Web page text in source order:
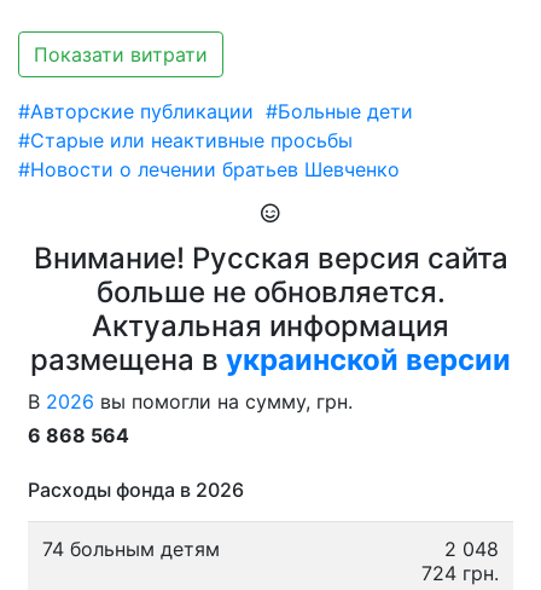
Показати витрати
#Авторские публикации #Больные дети
#Старые или неактивные просьбы
#Новости о лечении братьев Шевченко
Внимание! Русская версия сайта
больше не обновляется.
Актуальная информация
размещена в украинской версии
В 2026 вы помогли на сумму, грн.
6 868 564
Расходы фонда в 2026
74 больным детям
2 048
724 грн.